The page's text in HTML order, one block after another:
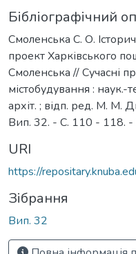
Бібліографічний
Смоленська С. О.
проект Харківського
Смоленська // Сучасні
містобудування : наук.-
архіт. ; відп. ред. М. М.
Вип. 32. - С. 110 - 118. -
URI
https://
Зібрання
Вип. 32